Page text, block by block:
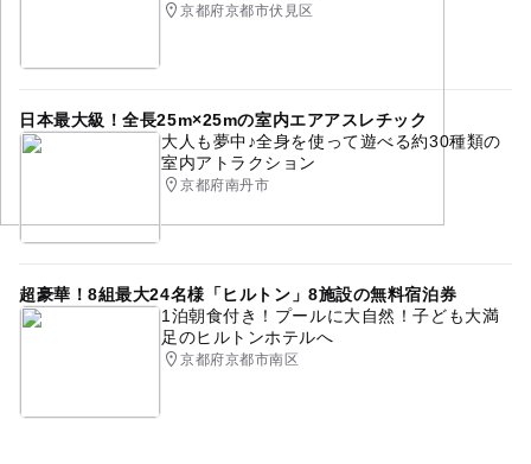
お友達といっしょに 一緒 お父さん
おじいちゃんおばあちゃんと
おじいちゃん ママ 子供体験
烏丸 下京区 8才 9才 10才 11才
9歳 10歳
2月
京都府京都市伏見区
日本最大級！全長25m×25mの室内エアアスレチック
大人も夢中♪全身を使って遊べる約30種類の
室内アトラクション
京都府南丹市
超豪華！8組最大24名様「ヒルトン」8施設の無料宿泊券
1泊朝食付き！プールに大自然！子ども大満
足のヒルトンホテルへ
京都府京都市南区